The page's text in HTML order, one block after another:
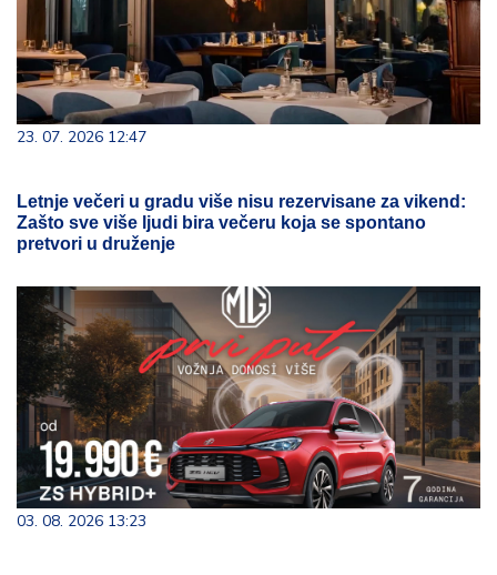
23. 07. 2026 12:47
Letnje večeri u gradu više nisu rezervisane za vikend:
Zašto sve više ljudi bira večeru koja se spontano
pretvori u druženje
03. 08. 2026 13:23